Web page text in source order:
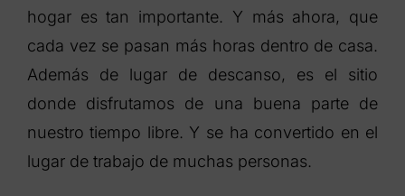
hogar es tan importante. Y más ahora, que
cada vez se pasan más horas dentro de casa.
Además de lugar de descanso, es el sitio
donde disfrutamos de una buena parte de
nuestro tiempo libre. Y se ha convertido en el
lugar de trabajo de muchas personas.